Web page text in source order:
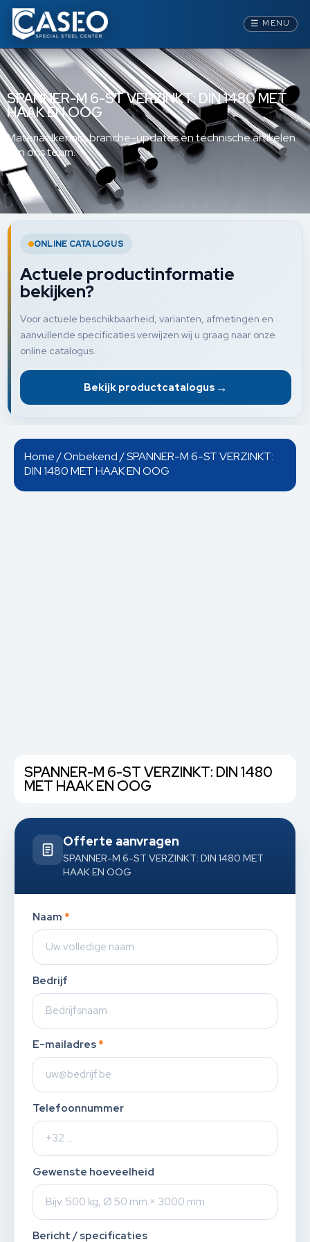
☰ MENU
SPANNER-M 6-ST VERZINKT: DIN 1480 MET
HAAK EN OOG
Materiaalkennis, branche-updates en technische artikelen
van ons team.
ONLINE CATALOGUS
Actuele productinformatie
bekijken?
Voor actuele beschikbaarheid, varianten, afmetingen en
aanvullende specificaties verwijzen wij u graag naar onze
online catalogus.
Bekijk productcatalogus →
Home/Onbekend/ SPANNER-M 6-ST VERZINKT:
DIN 1480 MET HAAK EN OOG
SPANNER-M 6-ST VERZINKT: DIN 1480
MET HAAK EN OOG
Offerte aanvragen
SPANNER-M 6-ST VERZINKT: DIN 1480 MET
HAAK EN OOG
Naam *
Bedrijf
E-mailadres *
Telefoonnummer
Gewenste hoeveelheid
Bericht / specificaties